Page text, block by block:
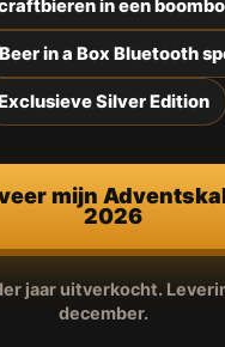
in een
in a Box Bluetooth
Silver Edition
mijn
2026
jaar uitverkocht.
december.